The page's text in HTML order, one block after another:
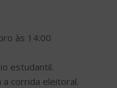
às 14:00
estudantil.
a corrida eleitoral.